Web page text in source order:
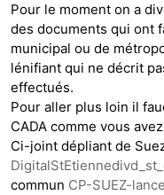
Pour le moment on a
des documents qui ont
municipal ou de
lénifiant qui ne décrit
effectués.
Pour aller plus loin il
CADA comme vous
Ci-joint dépliant de
commun CP-SUEZ-